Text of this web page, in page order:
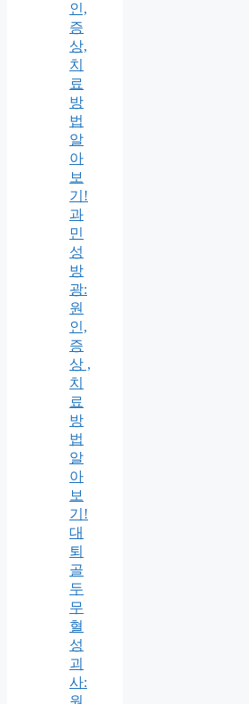
인,
증
상,
치
료
방
법
알
아
보
기!
과
민
성
방
광:
원
인,
증
상 ,
치
료
방
법
알
아
보
기!
대
퇴
골
두
무
혈
성
괴
사: